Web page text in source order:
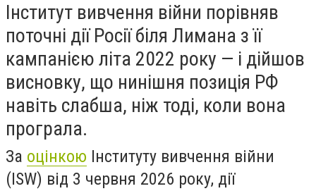
Інститут вивчення війни порівняв
поточні дії Росії біля Лимана з її
кампанією літа 2022 року — і дійшов
висновку, що нинішня позиція РФ
навіть слабша, ніж тоді, коли вона
програла.
За оцінкою Інституту вивчення війни
(ISW) від 3 червня 2026 року, дії